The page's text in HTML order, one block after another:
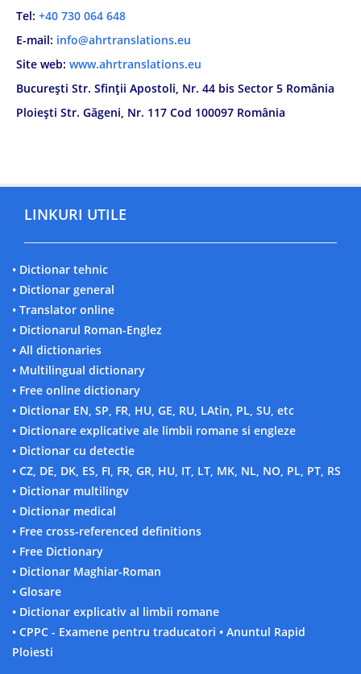
Tel: +40 730 064 648
E-mail: info@ahrtranslations.eu
Site web: www.ahrtranslations.eu
București Str. Sfinții Apostoli, Nr. 44 bis Sector 5 România
Ploiești Str. Găgeni, Nr. 117 Cod 100097 România
LINKURI UTILE
• Dictionar tehnic
• Dictionar general
• Translator online
• Dictionarul Roman-Englez
• All dictionaries
• Multilingual dictionary
• Free online dictionary
• Dictionar EN, SP, FR, HU, GE, RU, LAtin, PL, SU, etc
• Dictionare explicative ale limbii romane si engleze
• Dictionar cu detectie
• CZ, DE, DK, ES, FI, FR, GR, HU, IT, LT, MK, NL, NO, PL, PT, RS
• Dictionar multilingv
• Dictionar medical
• Free cross-referenced definitions
• Free Dictionary
• Dictionar Maghiar-Roman
• Glosare
• Dictionar explicativ al limbii romane
• CPPC - Examene pentru traducatori • Anuntul Rapid
Ploiesti